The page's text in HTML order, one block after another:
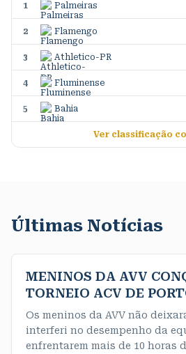
1 Palmeiras
2 Flamengo
3 Athletico-PR
4 Fluminense
5 Bahia
Ver classificação
Últimas Notícias
MENINOS DA AVV
TORNEIO ACV DE
Os meninos da AVV não
interferi no desempenho da
enfrentarem mais de 10 horas